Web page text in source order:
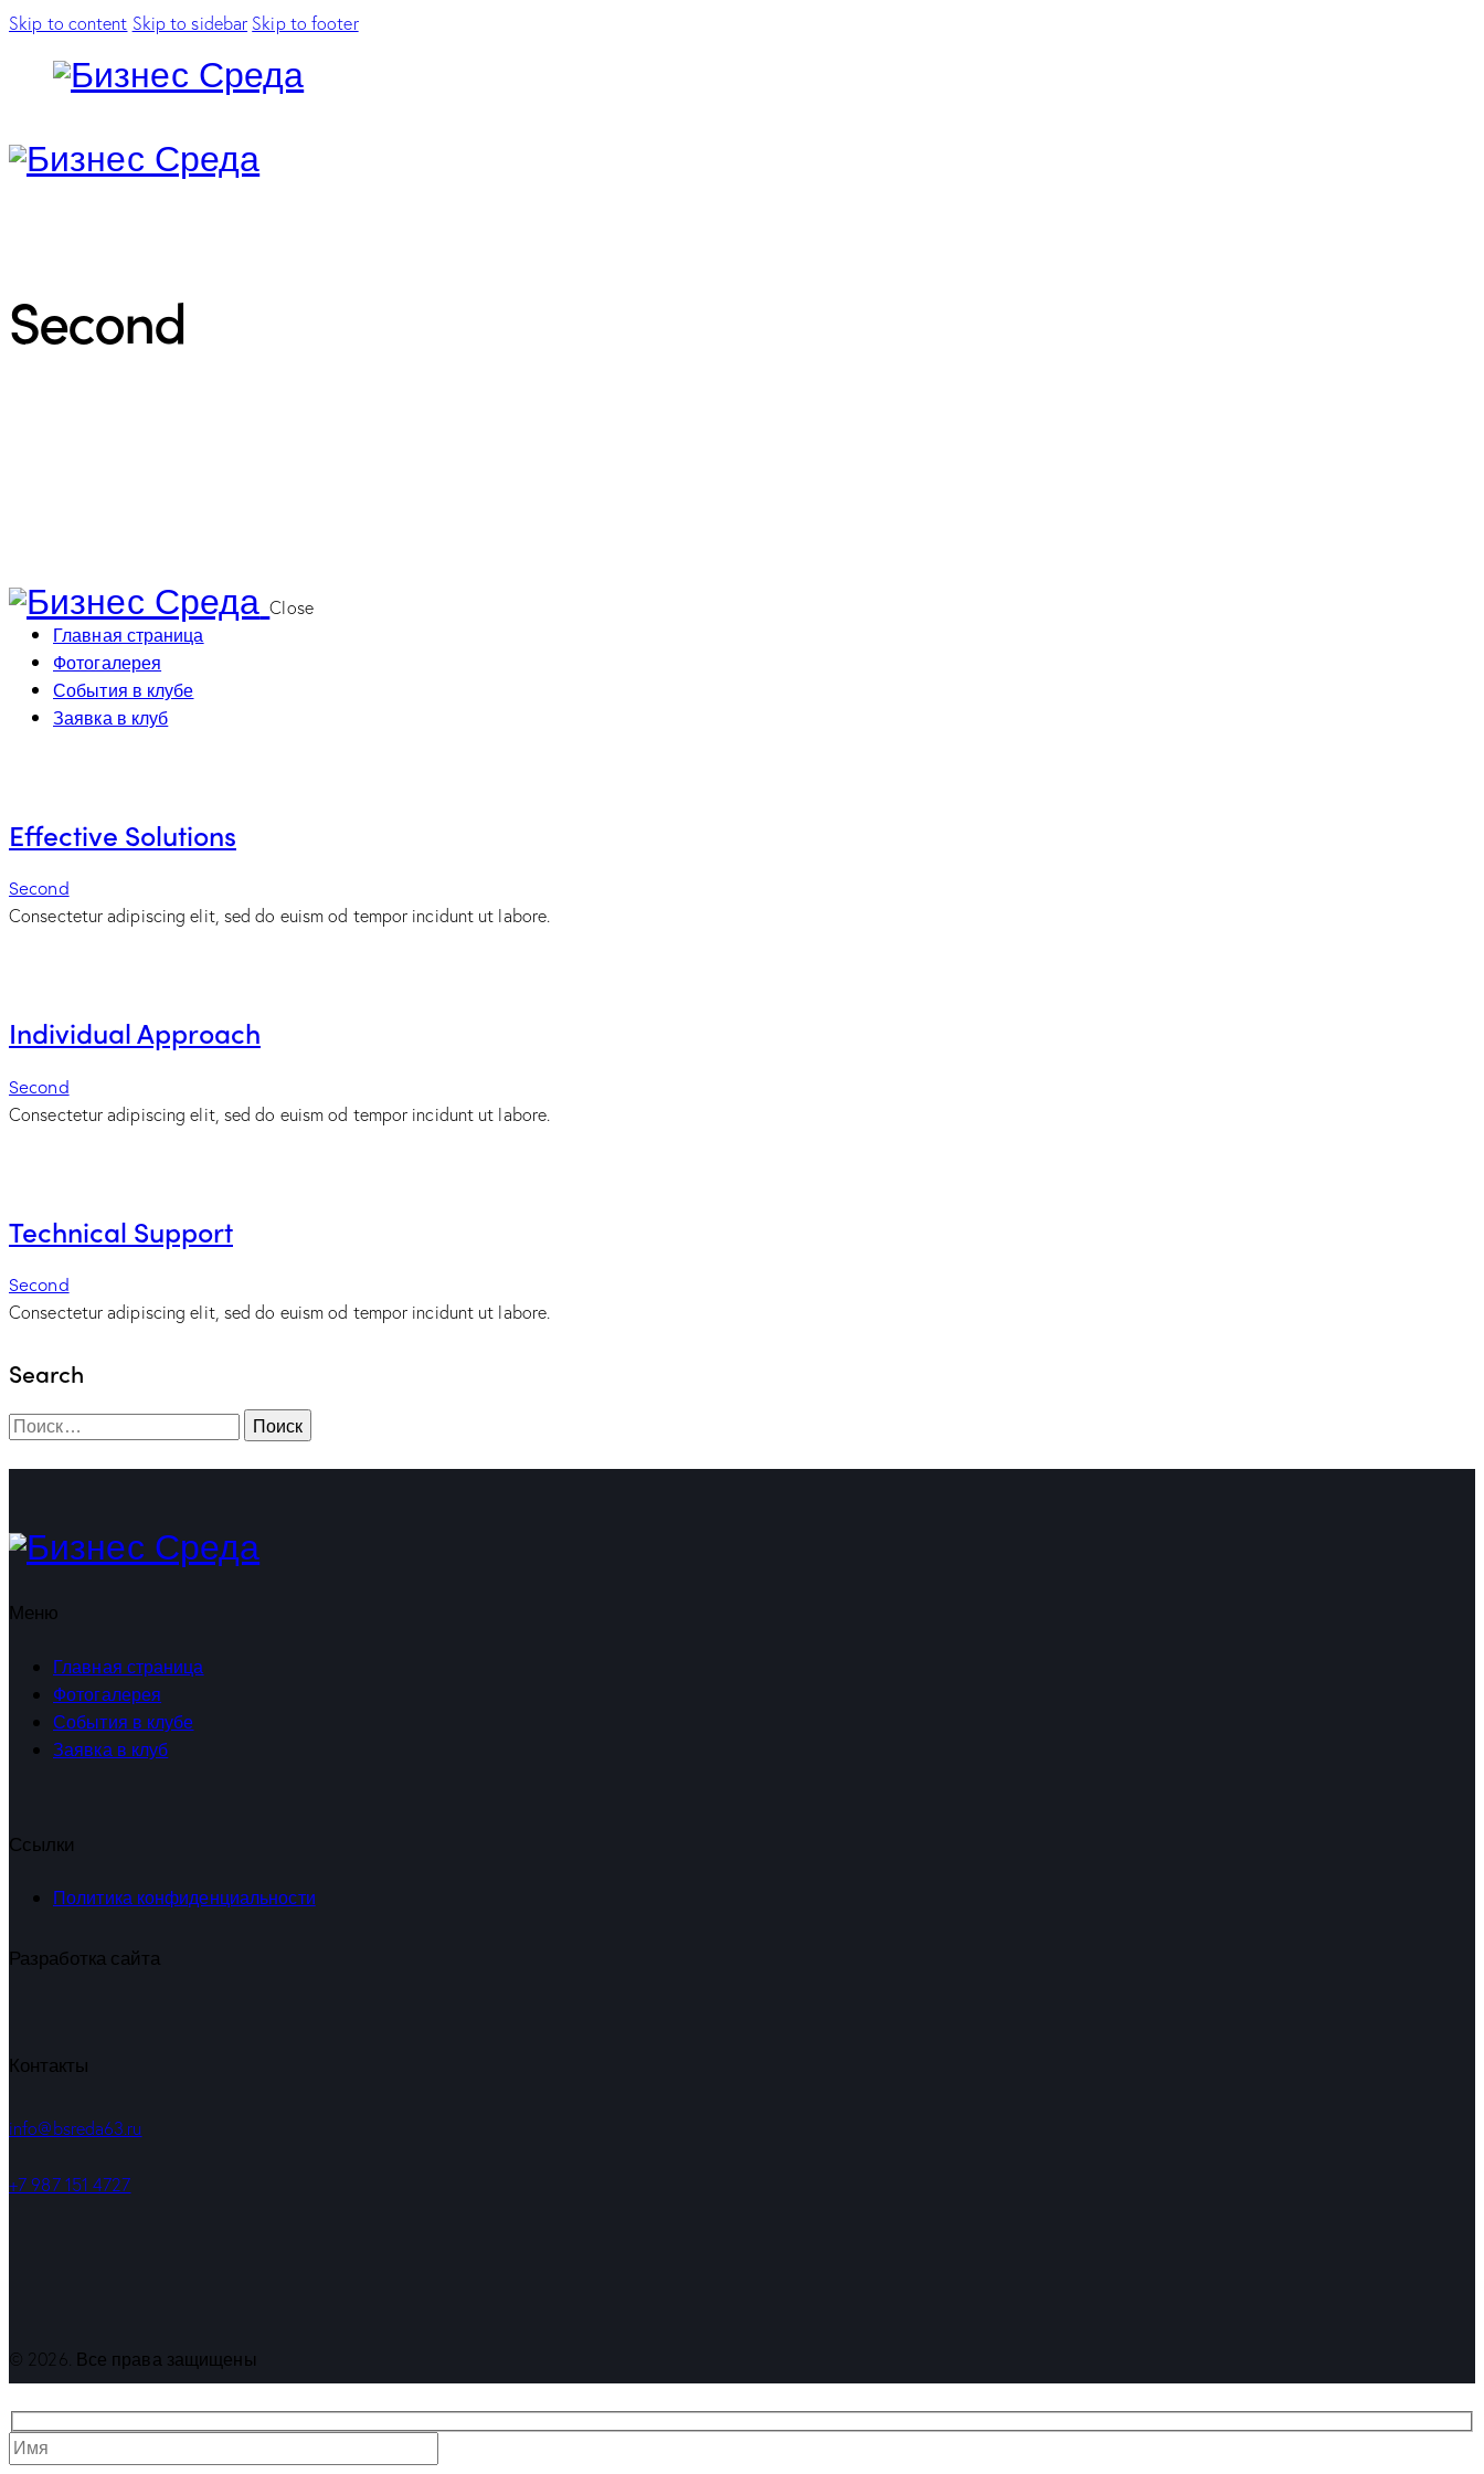
Skip to content Skip to sidebar Skip to footer
Second
Close
Главная страница
Фотогалерея
События в клубе
Заявка в клуб
Effective Solutions
Second
Consectetur adipiscing elit, sed do euism od tempor incidunt ut labore.
Individual Approach
Second
Consectetur adipiscing elit, sed do euism od tempor incidunt ut labore.
Technical Support
Second
Consectetur adipiscing elit, sed do euism od tempor incidunt ut labore.
Search
Найти:
Меню
Главная страница
Фотогалерея
События в клубе
Заявка в клуб
Ссылки
Политика конфиденциальности
Разработка сайта
Контакты
info@bsreda63.ru
+7 987 151 4727
© 2026. Все права защищены